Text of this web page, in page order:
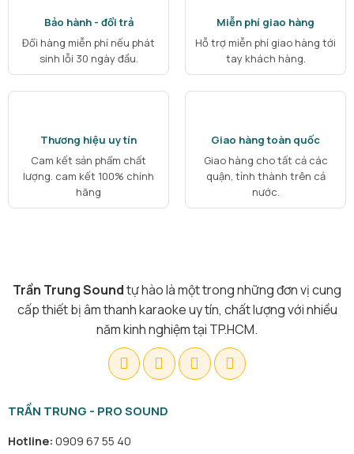
Bảo hành - đổi trả
Đổi hàng miễn phí nếu phát
sinh lỗi 30 ngày đầu.
Miễn phí giao hàng
Hỗ trợ miễn phí giao hàng tới
tay khách hàng.
Thương hiệu uy tín
Cam kết sản phẩm chất
lượng. cam kết 100% chính
hãng
Giao hàng toàn quốc
Giao hàng cho tất cả các
quận, tỉnh thành trên cả
nước.
Trần Trung Soundtự hào là một trong những đơn vị cung
cấp thiết bị âm thanh karaoke uy tín, chất lượng với nhiều
năm kinh nghiệm tại TP.HCM.
TRẦN TRUNG - PRO SOUND
Hotline: 0909 67 55 40